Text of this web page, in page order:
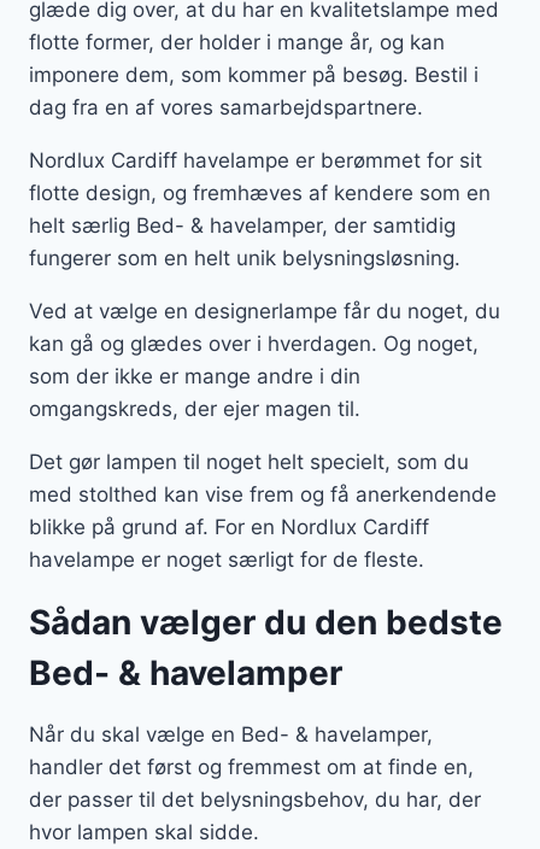
glæde dig over, at du har en kvalitetslampe med
flotte former, der holder i mange år, og kan
imponere dem, som kommer på besøg. Bestil i
dag fra en af vores samarbejdspartnere.
Nordlux Cardiff havelampe er berømmet for sit
flotte design, og fremhæves af kendere som en
helt særlig Bed- & havelamper, der samtidig
fungerer som en helt unik belysningsløsning.
Ved at vælge en designerlampe får du noget, du
kan gå og glædes over i hverdagen. Og noget,
som der ikke er mange andre i din
omgangskreds, der ejer magen til.
Det gør lampen til noget helt specielt, som du
med stolthed kan vise frem og få anerkendende
blikke på grund af. For en Nordlux Cardiff
havelampe er noget særligt for de fleste.
Sådan vælger du den bedste
Bed- & havelamper
Når du skal vælge en Bed- & havelamper,
handler det først og fremmest om at finde en,
der passer til det belysningsbehov, du har, der
hvor lampen skal sidde.